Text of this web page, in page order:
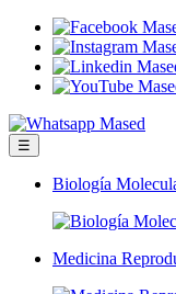
☰
Biología
Medicina